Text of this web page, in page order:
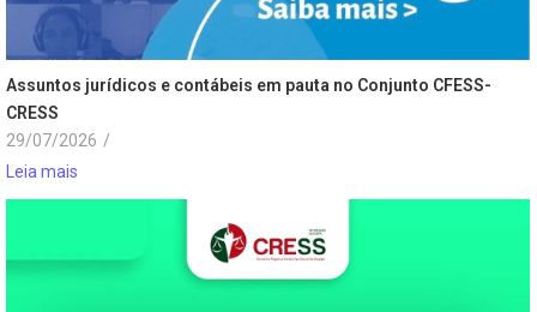
Assuntos jurídicos e contábeis em pauta no Conjunto CFESS-
CRESS
29/07/2026 /
Leia mais